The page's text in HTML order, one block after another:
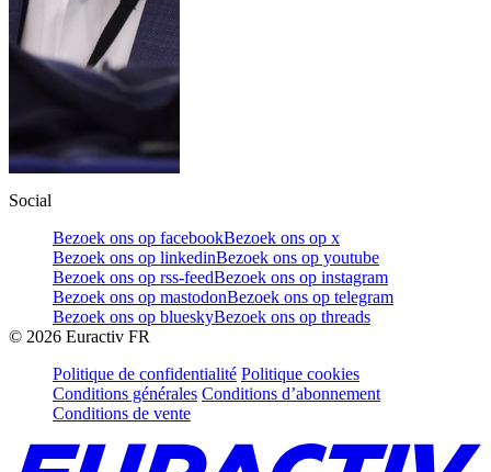
Social
Bezoek ons op facebookBezoek ons op x
Bezoek ons op linkedinBezoek ons op youtube
Bezoek ons op rss-feedBezoek ons op instagram
Bezoek ons op mastodonBezoek ons op telegram
Bezoek ons op blueskyBezoek ons op threads
© 2026 Euractiv FR
Politique de confidentialité Politique cookies
Conditions générales Conditions d’abonnement
Conditions de vente